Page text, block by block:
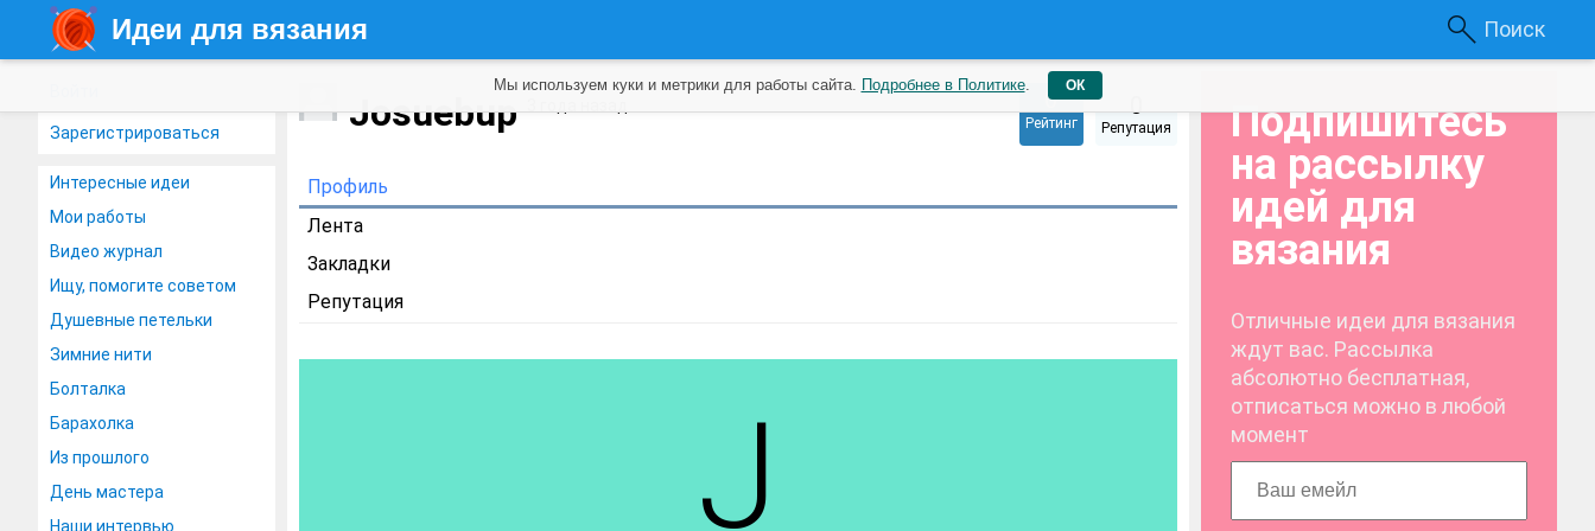
Идеи для вязания Поиск
Зарегистрироваться
Интересные идеи
Мои работы
Видео журнал
Ищу, помогите советом
Душевные петельки
Зимние нити
Болталка
Барахолка
Из прошлого
День мастера
Наши интервью
Josuebup 0
Рейтинг
0
Репутация
Профиль
Лента
Закладки
Репутация
Подпишитесь
на рассылку
идей для
вязания
Отличные идеи для вязания
ждут вас. Рассылка
абсолютно бесплатная,
отписаться можно в любой
момент
Мы используем куки и метрики для работы сайта. Подробнее в Политике. ОК